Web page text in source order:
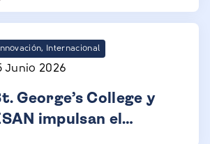
Innovación, Internacional
Junio 2026
George’s College y
impulsan el